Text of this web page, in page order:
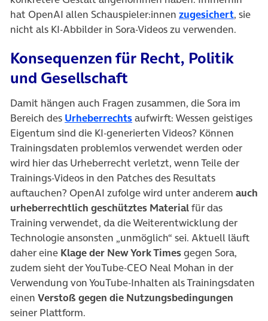
hat OpenAI allen Schauspieler:innen zugesichert(öffnet
, sie
nicht als KI-Abbilder in Sora-Videos zu verwenden.
Konsequenzen für Recht, Politik
und Gesellschaft
Damit hängen auch Fragen zusammen, die Sora im
Bereich des Urheberrechts(öffnet in neuem Tab)
aufwirft: Wessen geistiges
Eigentum sind die KI-generierten Videos? Können
Trainingsdaten problemlos verwendet werden oder
wird hier das Urheberrecht verletzt, wenn Teile der
Trainings-Videos in den Patches des Resultats
auftauchen? OpenAI zufolge wird unter anderem auch
urheberrechtlich geschütztes Materialfür das
Training verwendet, da die Weiterentwicklung der
Technologie ansonsten „unmöglich“ sei. Aktuell läuft
daher eine Klage der New York Timesgegen Sora,
zudem sieht der YouTube-CEO Neal Mohan in der
Verwendung von YouTube-Inhalten als Trainingsdaten
einen Verstoß gegen die Nutzungsbedingungen
seiner Plattform.